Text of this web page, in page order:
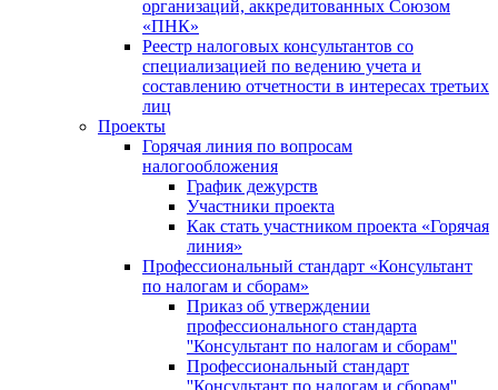
организаций, аккредитованных Союзом
«ПНК»
Реестр налоговых консультантов со
специализацией по ведению учета и
составлению отчетности в интересах третьих
лиц
Проекты
Горячая линия по вопросам
налогообложения
График дежурств
Участники проекта
Как стать участником проекта «Горячая
линия»
Профессиональный стандарт «Консультант
по налогам и сборам»
Приказ об утверждении
профессионального стандарта
''Консультант по налогам и сборам''
Профессиональный стандарт
''Консультант по налогам и сборам''